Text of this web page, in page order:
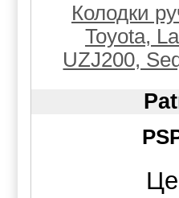
Колодки
Toyota,
UZJ200,